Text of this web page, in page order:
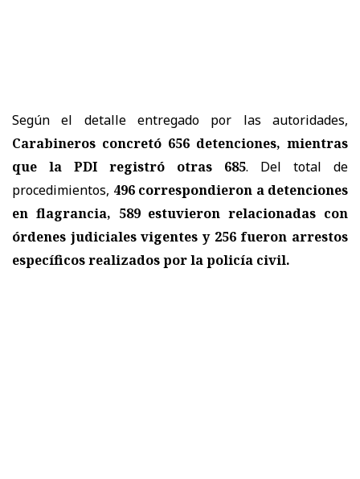
Según el detalle entregado por las autoridades,
Carabineros concretó 656 detenciones, mientras
que la PDI registró otras 685. Del total de
procedimientos, 496 correspondieron a detenciones
en flagrancia, 589 estuvieron relacionadas con
órdenes judiciales vigentes y 256 fueron arrestos
específicos realizados por la policía civil.